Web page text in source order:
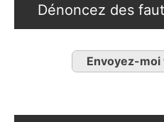
Dénoncez des
Envoyez-moi